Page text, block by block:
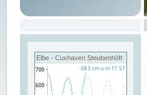
Elbe - Cuxhaven Steubenhöft